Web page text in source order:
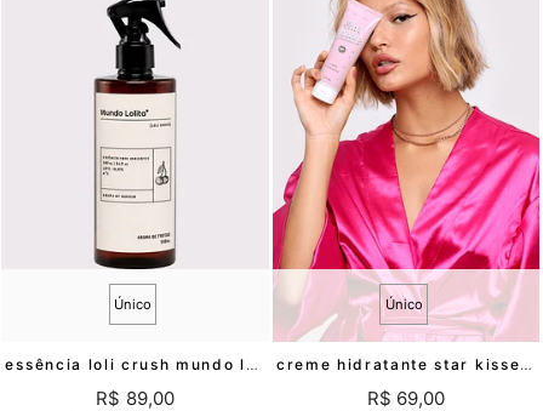
essência loli crush mundo lolita
Único
R$ 89,00
creme hidratante star kisses mundo lolita
Único
R$ 69,00